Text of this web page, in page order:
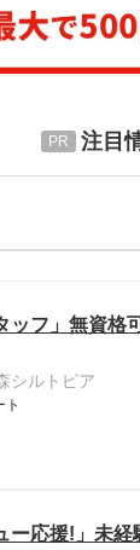
注目
ッフ」無資格
シルトピア
ト
ー応援!」未